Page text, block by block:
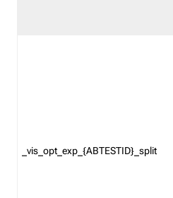
_vis_opt_exp_{ABTESTID}_split